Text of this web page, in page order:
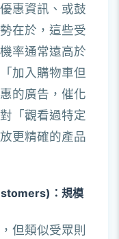
惠資訊、或鼓
在於，這些受
率通常遠高於
加入購物車但
的廣告，催化
「觀看過特定
更精確的產品
：規模
但類似受眾則